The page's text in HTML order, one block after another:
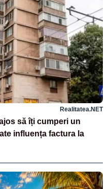
Realitatea.NET
să îți cumperi un
influența factura la